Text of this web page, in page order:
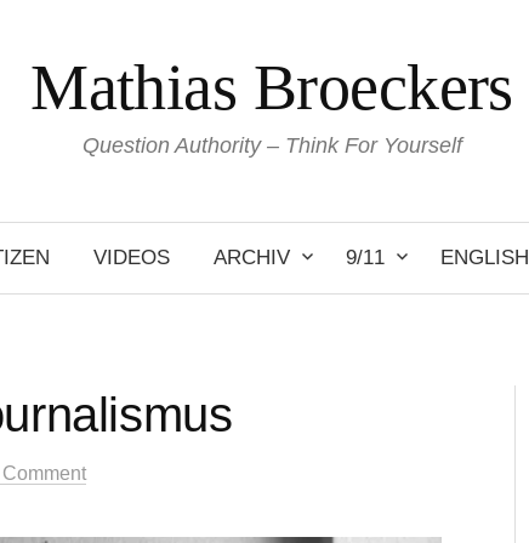
Mathias Broeckers
Question Authority – Think For Yourself
VIDEOS ARCHIV 9/11 ENGLISH
Comment